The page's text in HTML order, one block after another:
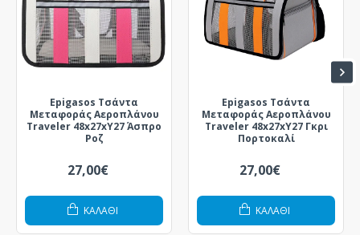
Epigasos Τσάντα
Μεταφοράς Αεροπλάνου
Traveler 48x27xΥ27 Άσπρο
Ροζ
27,00€
ΚΑΛΆΘΙ
Epigasos Τσάντα
Μεταφοράς Αεροπλάνου
Traveler 48x27xΥ27 Γκρι
Πορτοκαλί
27,00€
ΚΑΛΆΘΙ